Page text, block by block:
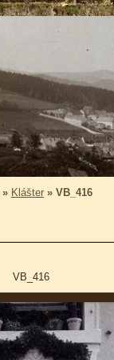
» Klášter » VB_416
VB_416